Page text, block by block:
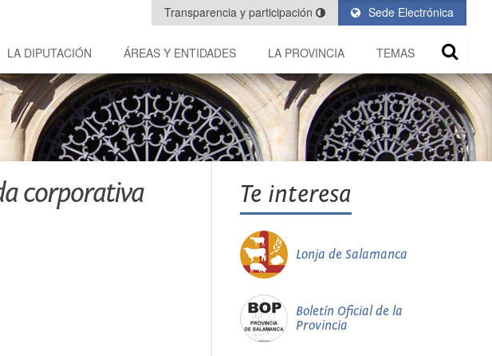
Sede Electrónica
Transparencia y participación
LA DIPUTACIÓN ÁREAS Y ENTIDADES LA PROVINCIA TEMAS
corporativa Te interesa
Lonja de Salamanca
Boletín Oficial de la
Provincia